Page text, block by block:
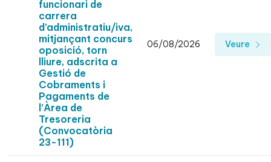
funcionari de
carrera
d’administratiu/iva,
mitjançant concurs
oposició, torn
lliure, adscrita a
Gestió de
Cobraments i
Pagaments de
l’Àrea de
Tresoreria
(Convocatòria
23-111)
06/08/2026 Veure